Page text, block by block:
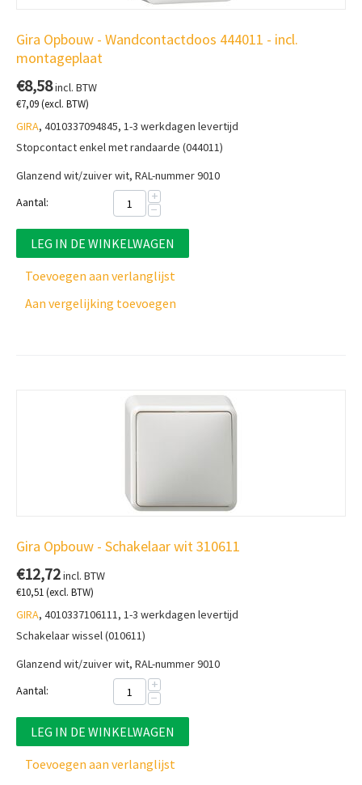
Gira Opbouw - Wandcontactdoos 444011 - incl.
montageplaat
€8,58incl. BTW
€7,09(excl. BTW)
GIRA, 4010337094845, 1-3 werkdagen levertijd
Stopcontact enkel met randaarde (044011)
Glanzend wit/zuiver wit, RAL-nummer 9010
Aantal:
+
−
LEG IN DE WINKELWAGEN
Toevoegen aan verlanglijst
Aan vergelijking toevoegen
Gira Opbouw - Schakelaar wit 310611
€12,72incl. BTW
€10,51(excl. BTW)
GIRA, 4010337106111, 1-3 werkdagen levertijd
Schakelaar wissel (010611)
Glanzend wit/zuiver wit, RAL-nummer 9010
Aantal:
+
−
LEG IN DE WINKELWAGEN
Toevoegen aan verlanglijst